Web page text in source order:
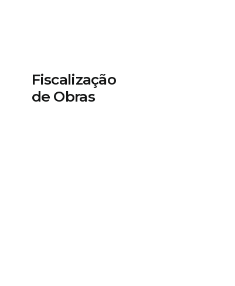
Fiscalização
de Obras